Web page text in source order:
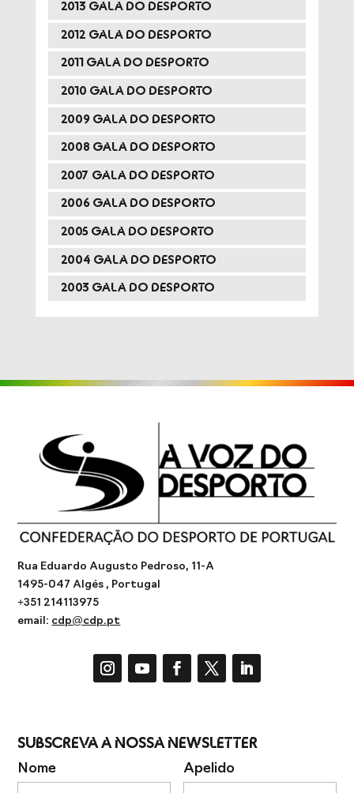
2013 GALA DO DESPORTO
2012 GALA DO DESPORTO
2011 GALA DO DESPORTO
2010 GALA DO DESPORTO
2009 GALA DO DESPORTO
2008 GALA DO DESPORTO
2007 GALA DO DESPORTO
2006 GALA DO DESPORTO
2005 GALA DO DESPORTO
2004 GALA DO DESPORTO
2003 GALA DO DESPORTO
Rua Eduardo Augusto Pedroso, 11-A
1495-047 Algés , Portugal
+351 214113975
email: cdp@cdp.pt
Subscreva a Nossa Newsletter
Nome Apelido